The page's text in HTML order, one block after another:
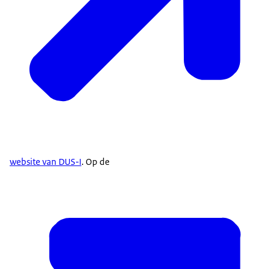
website van DUS-I. Op de